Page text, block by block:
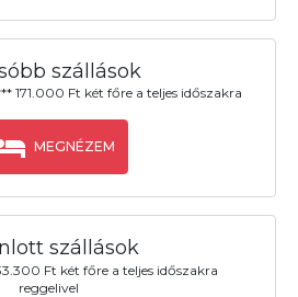
szállások
171.000 Ft két főre a teljes időszakra
MEGNÉZEM
szállások
Ft két főre a teljes időszakra
reggelivel